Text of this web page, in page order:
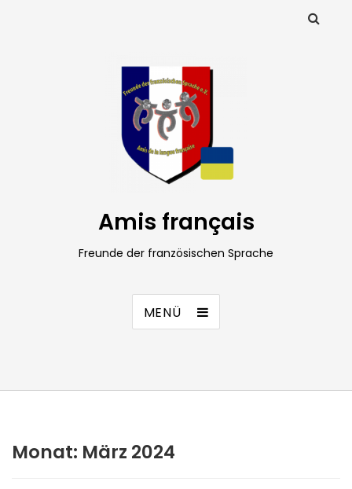
Amis français
Freunde der französischen Sprache
MENÜ
Monat: März 2024